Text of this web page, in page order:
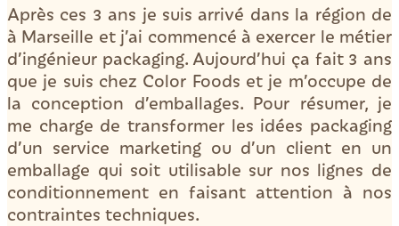
Après ces 3 ans je suis arrivé dans la région de
à Marseille et j’ai commencé à exercer le métier
d’ingénieur packaging. Aujourd’hui ça fait 3 ans
que je suis chez Color Foods et je m’occupe de
la conception d’emballages. Pour résumer, je
me charge de transformer les idées packaging
d’un service marketing ou d’un client en un
emballage qui soit utilisable sur nos lignes de
conditionnement en faisant attention à nos
contraintes techniques.